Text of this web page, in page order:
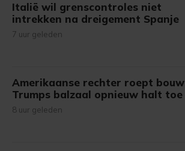
Italië wil grenscontroles niet
intrekken na dreigement Spanje
7 uur geleden
Amerikaanse rechter roept bouw
Trumps balzaal opnieuw halt toe
8 uur geleden